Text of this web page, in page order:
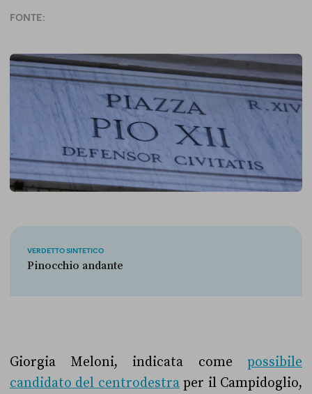
FONTE:
VERDETTO SINTETICO
Pinocchio andante
Giorgia Meloni, indicata come possibile
candidato del centrodestraper il Campidoglio,